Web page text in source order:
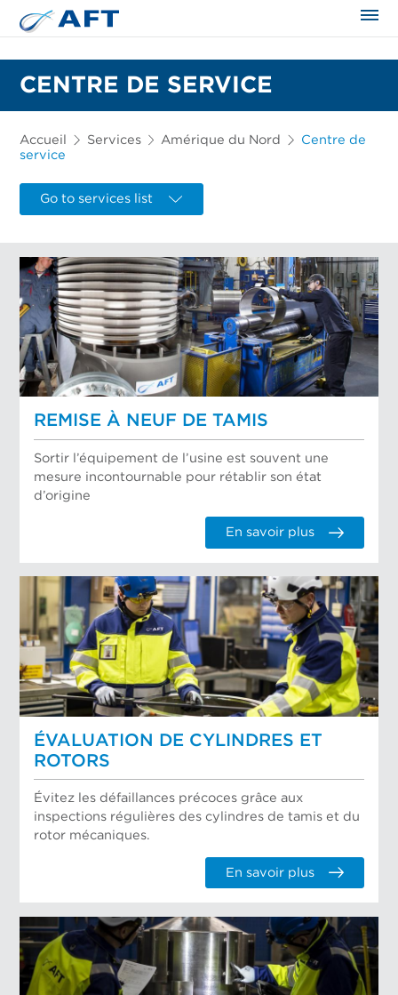
CENTRE DE SERVICE
Accueil Services Amérique du Nord
Centre de
service
Go to services list
REMISE À NEUF DE TAMIS
Sortir l’équipement de l’usine est souvent une
mesure incontournable pour rétablir son état
d’origine
En savoir plus
ÉVALUATION DE CYLINDRES ET
ROTORS
Évitez les défaillances précoces grâce aux
inspections régulières des cylindres de tamis et du
rotor mécaniques.
En savoir plus